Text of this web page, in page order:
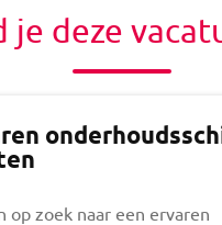
je deze
op zoek naar een ervaren